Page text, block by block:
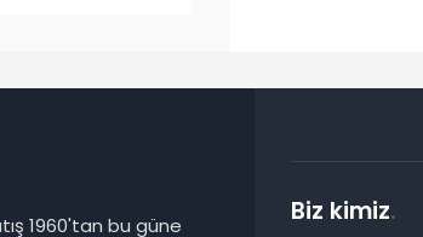
1960'tan bu güne
Biz kimiz.